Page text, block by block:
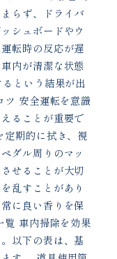
らず、ドライバ
シュボードやウ
転時の反応が遅
内が清潔な状態
という結果が出
ツ 安全運転を意識
ることが重要で
定期的に拭き、視
ダル周りのマッ
せることが大切
乱すことがあり
に良い香りを保
覧 車内掃除を効果
以下の表は、基